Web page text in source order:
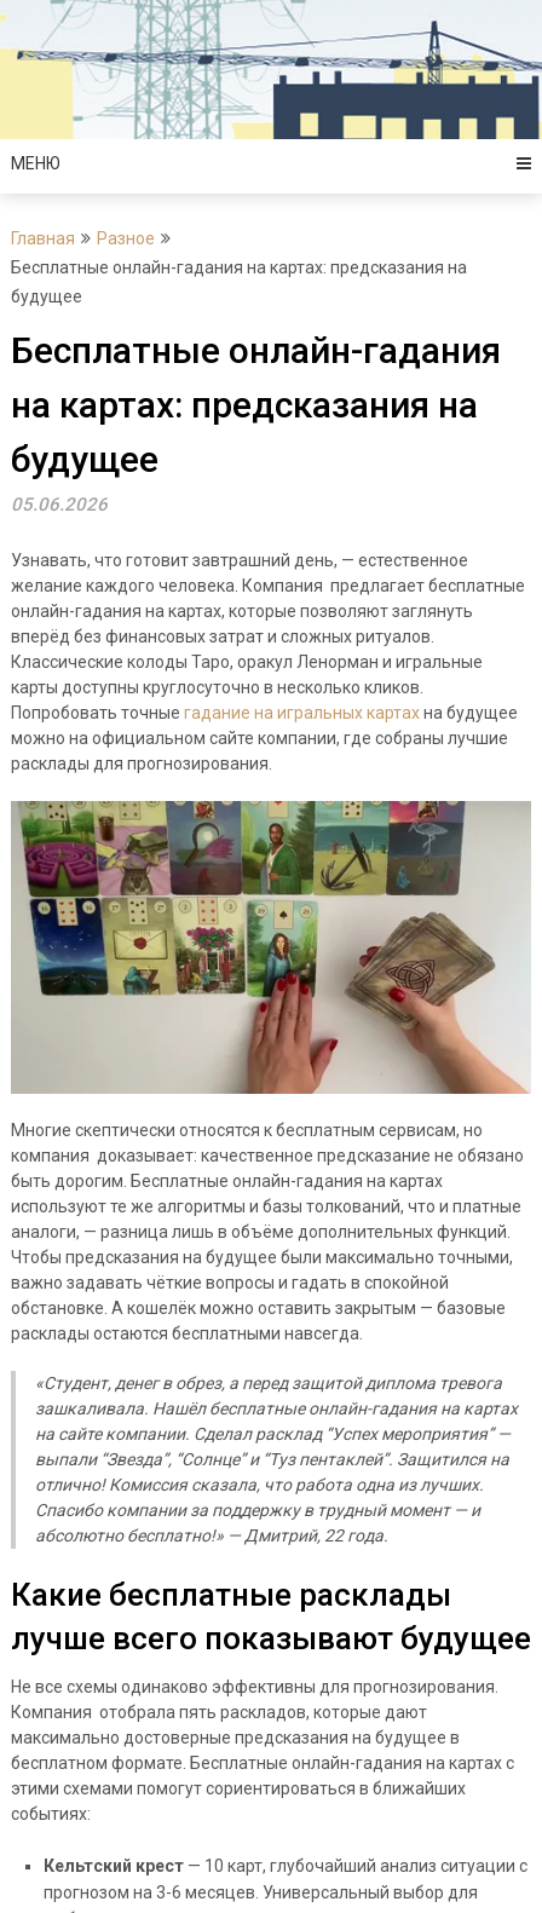
Перейти
содержимому
МЕНЮ
Главная
Разное
Бесплатные онлайн-гадания на картах: предсказания на
будущее
Бесплатные онлайн-гадания
на картах: предсказания на
будущее
05.06.2026
Узнавать, что готовит завтрашний день, — естественное
желание каждого человека. Компания предлагает бесплатные
онлайн-гадания на картах, которые позволяют заглянуть
вперёд без финансовых затрат и сложных ритуалов.
Классические колоды Таро, оракул Ленорман и игральные
карты доступны круглосуточно в несколько кликов.
Попробовать точные гадание на игральных картахна будущее
можно на официальном сайте компании, где собраны лучшие
расклады для прогнозирования.
Многие скептически относятся к бесплатным сервисам, но
компания доказывает: качественное предсказание не обязано
быть дорогим. Бесплатные онлайн-гадания на картах
используют те же алгоритмы и базы толкований, что и платные
аналоги, — разница лишь в объёме дополнительных функций.
Чтобы предсказания на будущее были максимально точными,
важно задавать чёткие вопросы и гадать в спокойной
обстановке. А кошелёк можно оставить закрытым — базовые
расклады остаются бесплатными навсегда.
«Студент, денег в обрез, а перед защитой диплома тревога
зашкаливала. Нашёл бесплатные онлайн-гадания на картах
на сайте компании. Сделал расклад “Успех мероприятия” —
выпали “Звезда”, “Солнце” и “Туз пентаклей”. Защитился на
отлично! Комиссия сказала, что работа одна из лучших.
Спасибо компании за поддержку в трудный момент — и
абсолютно бесплатно!» — Дмитрий, 22 года.
Какие бесплатные расклады
лучше всего показывают будущее
Не все схемы одинаково эффективны для прогнозирования.
Компания отобрала пять раскладов, которые дают
максимально достоверные предсказания на будущее в
бесплатном формате. Бесплатные онлайн-гадания на картах с
этими схемами помогут сориентироваться в ближайших
событиях:
Кельтский крест— 10 карт, глубочайший анализ ситуации с
прогнозом на 3-6 месяцев. Универсальный выбор для